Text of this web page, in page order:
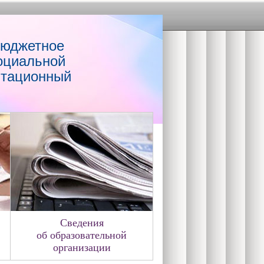
Сведения
об образовательной
организации